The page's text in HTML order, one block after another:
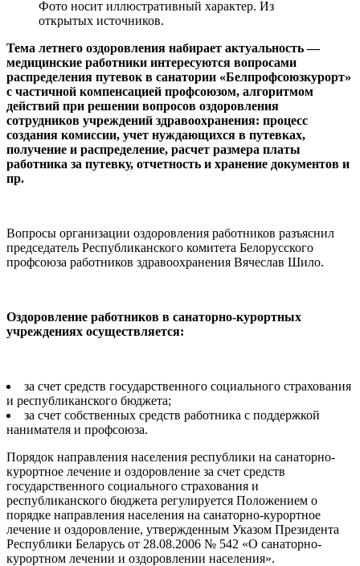
Фото носит иллюстративный характер. Из
открытых источников.
Тема летнего оздоровления набирает актуальность —
медицинские работники интересуются вопросами
распределения путевок в санатории «Белпрофсоюзкурорт»
с частичной компенсацией профсоюзом, алгоритмом
действий при решении вопросов оздоровления
сотрудников учреждений здравоохранения: процесс
создания комиссии, учет нуждающихся в путевках,
получение и распределение, расчет размера платы
работника за путевку, отчетность и хранение документов и
пр.
Вопросы организации оздоровления работников разъяснил
председатель Республиканского комитета Белорусского
профсоюза работников здравоохранения Вячеслав Шило.
Оздоровление работников в санаторно-курортных
учреждениях осуществляется:
за счет средств государственного социального страхования
и республиканского бюджета;
за счет собственных средств работника с поддержкой
нанимателя и профсоюза.
Порядок направления населения республики на санаторно-
курортное лечение и оздоровление за счет средств
государственного социального страхования и
республиканского бюджета регулируется Положением о
порядке направления населения на санаторно-курортное
лечение и оздоровление, утвержденным Указом Президента
Республики Беларусь от 28.08.2006 № 542 «О санаторно-
курортном лечении и оздоровлении населения».